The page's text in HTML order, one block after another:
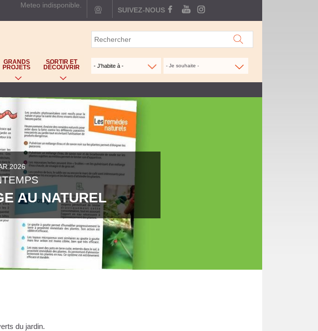
SUIVEZ-NOUS FACEBOOK
YOUTUBEINSTAGRAM
webcam
Meteo indisponible.
GRANDS
PROJETS
SORTIR ET
DÉCOUVRIR - Je souhaite -
2026
AU NATUREL
du jardin.